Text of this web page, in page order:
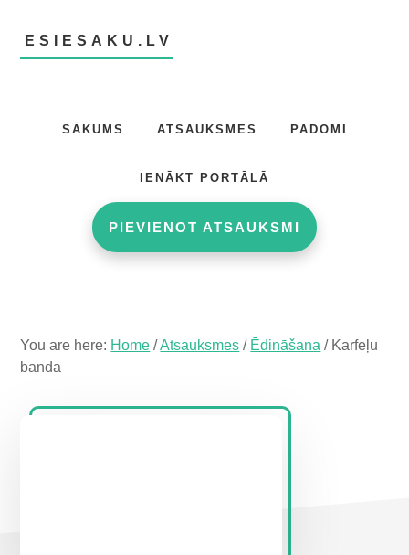
main
primary
footerESIESAKU.LV
SĀKUMS ATSAUKSMES PADOMI
IENĀKT PORTĀLĀ
PIEVIENOT ATSAUKSMI
You are here: Home /Atsauksmes / Ēdināšana /Karfeļu
banda